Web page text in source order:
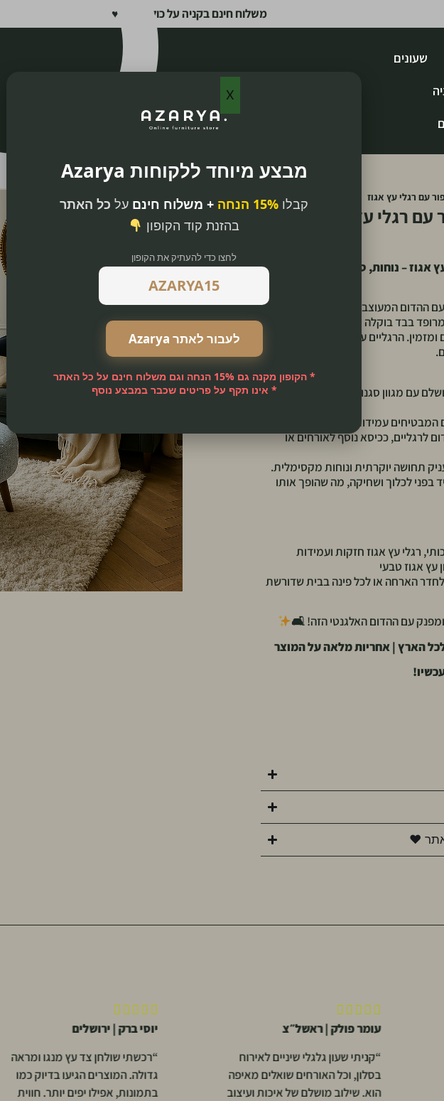
משלוח חינם בקניה על כול האתר ♥
שעונים
עם רגלי עץ אגוז
רגלי עץ אגוז
– נוחות, סטייל ואיכות במקום
ההדום המעוצב שלנו, שמשלב נוחות
בבד בוקלה יוקרתי בגוון אפור רך,
הרגליים עשויות עץ אגוז טבעי,
עם מגוון סגנונות עיצוב: מודרני,
המבטיחים עמידות ונוחות לשנים רבות.
לרגליים, ככיסא נוסף לאורחים או
תחושה יוקרתית ונוחות מקסימלית.
בפני לכלוך ושחיקה, מה שהופך אותו
רגלי עץ אגוז חזקות ועמידות
עץ אגוז טבעי
הארחה או לכל פינה בבית שדורשת
עם ההדום האלגנטי הזה! 🛋
הארץ | אחריות מלאה על המוצר
♥





עומר פולק | ראשל״צ
“קניתי שעון גלגלי שיניים לאירוח
בסלון, וכל האורחים שואלים מאיפה
הוא. שילוב מושלם של איכות ועיצוב





יוסי ברק | ירושלים
“רכשתי שולחן צד עץ מנגו ומראה
גדולה. המוצרים הגיעו בדיוק כמו
בתמונות, אפילו יפים יותר. חווית
מבצע מיוחד ללקוחות Azarya
קבלו 15% הנחה + משלוח חינם על כל האתר
בהזנת קוד הקופון
לחצו כדי להעתיק את הקופון
לעבור לאתר Azarya
* הקופון מקנה גם 15% הנחה וגם משלוח חינם על כל האתר
* אינו תקף על פריטים שכבר במבצע נוסף
X